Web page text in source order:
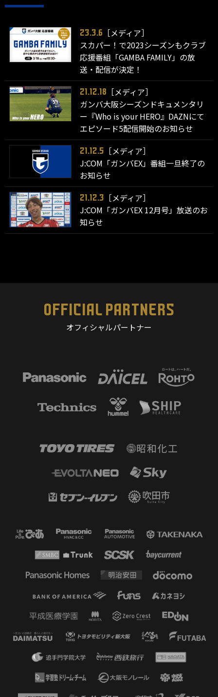
23.3.6
［メディア］
スカパー！で2023シーズンもクラブ
応援番組「GAMBA FAMILY」の放
送・配信が決定！
21.12.18
［メディア］
ガンバ大阪シーズンドキュメンタリ
ー『Who is your HERO』DAZNにて
エピソード5配信開始のお知らせ
21.12.5
［メディア］
J:COM「ガンバEX」番組一旦終了の
お知らせ
21.12.3
［メディア］
J:COM「ガンバEX 12月号」放送のお
知らせ
OFFICIAL PARTNERS
オフィシャルパートナー